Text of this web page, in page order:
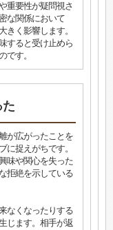
重要性が疑問視さ
な関係において
きく影響します。
すると受け止めら
です。
た
が広がったことを
に捉えがちです。
味や関心を失った
拒絶を示している
なくなったりする
じます。相手が返